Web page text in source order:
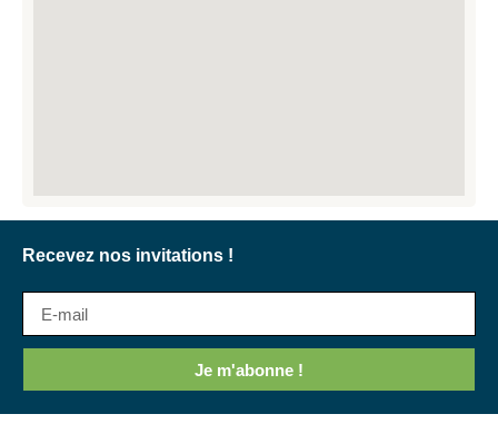
Recevez nos invitations !
Je m'abonne !